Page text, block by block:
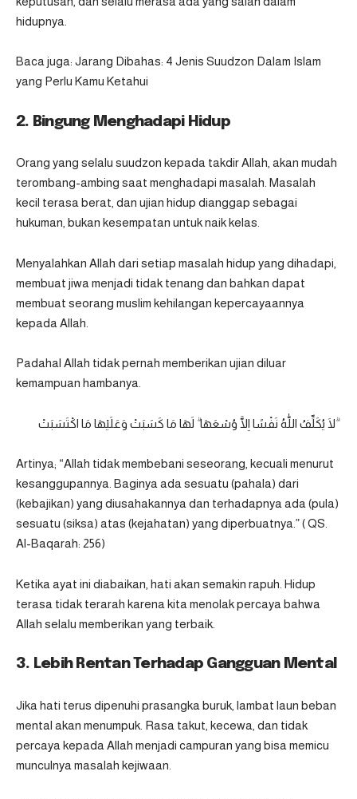
hidupnya.
Baca juga: Jarang Dibahas: 4 Jenis Suudzon Dalam Islam
yang Perlu Kamu Ketahui
2. Bingung Menghadapi Hidup
Orang yang selalu suudzon kepada takdir Allah, akan mudah
terombang-ambing saat menghadapi masalah. Masalah
kecil terasa berat, dan ujian hidup dianggap sebagai
hukuman, bukan kesempatan untuk naik kelas.
Menyalahkan Allah dari setiap masalah hidup yang dihadapi,
membuat jiwa menjadi tidak tenang dan bahkan dapat
membuat seorang muslim kehilangan kepercayaannya
kepada Allah.
Padahal Allah tidak pernah memberikan ujian diluar
kemampuan hambanya.
لَا يُكَلِّفُ اللّٰهُ نَفْسًا اِلَّا وُسْعَهَا ۗ لَهَا مَا كَسَبَتْ وَعَلَيْهَا مَا اكْتَسَبَتْ ۗ
Artinya; “Allah tidak membebani seseorang, kecuali menurut
kesanggupannya. Baginya ada sesuatu (pahala) dari
(kebajikan) yang diusahakannya dan terhadapnya ada (pula)
sesuatu (siksa) atas (kejahatan) yang diperbuatnya.” ( QS.
Al-Baqarah: 256)
Ketika ayat ini diabaikan, hati akan semakin rapuh. Hidup
terasa tidak terarah karena kita menolak percaya bahwa
Allah selalu memberikan yang terbaik.
3. Lebih Rentan Terhadap Gangguan Mental
Jika hati terus dipenuhi prasangka buruk, lambat laun beban
mental akan menumpuk. Rasa takut, kecewa, dan tidak
percaya kepada Allah menjadi campuran yang bisa memicu
munculnya masalah kejiwaan.